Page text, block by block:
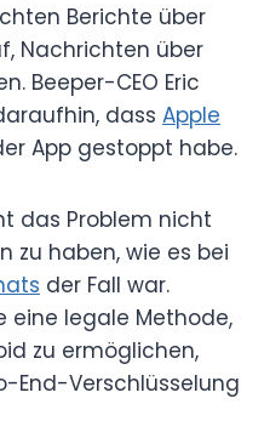
Berichte über
Nachrichten über
Beeper-CEO Eric
dass Apple
App gestoppt habe.
das Problem nicht
zu haben, wie es bei
der Fall war.
eine legale Methode,
zu ermöglichen,
End-Verschlüsselung